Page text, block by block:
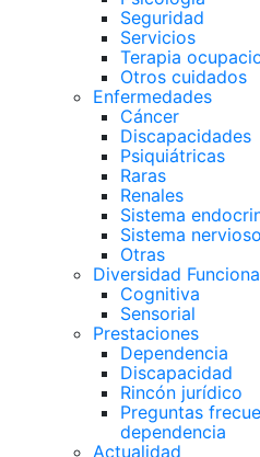
Seguridad
Servicios
Terapia
Otros cuidados
Enfermedades
Cáncer
Discapacidades
Psiquiátricas
Raras
Renales
Sistema
Sistema nervioso
Otras
Diversidad
Cognitiva
Sensorial
Prestaciones
Dependencia
Discapacidad
Rincón jurídico
Preguntas
dependencia
Actualidad